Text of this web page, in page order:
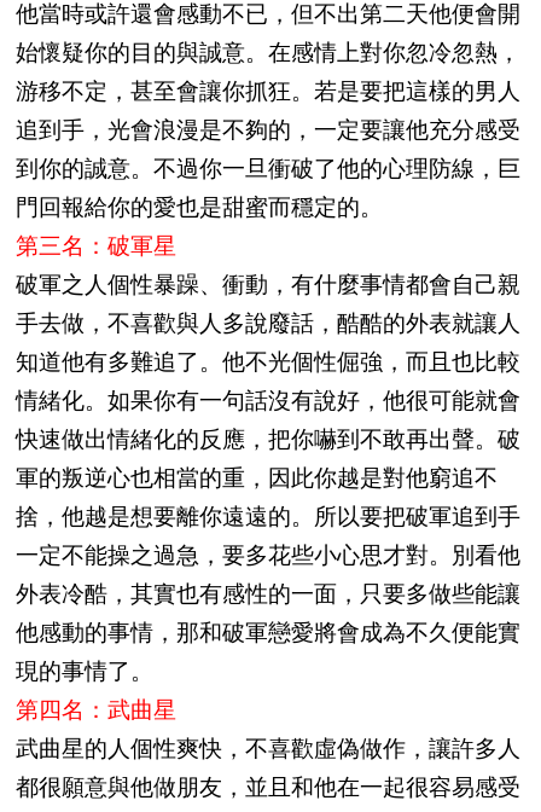
他當時或許還會感動不已，但不出第二天他便會開
始懷疑你的目的與誠意。在感情上對你忽冷忽熱，
游移不定，甚至會讓你抓狂。若是要把這樣的男人
追到手，光會浪漫是不夠的，一定要讓他充分感受
到你的誠意。不過你一旦衝破了他的心理防線，巨
門回報給你的愛也是甜蜜而穩定的。
第三名：破軍星
破軍之人個性暴躁、衝動，有什麼事情都會自己親
手去做，不喜歡與人多說廢話，酷酷的外表就讓人
知道他有多難追了。他不光個性倔強，而且也比較
情緒化。如果你有一句話沒有說好，他很可能就會
快速做出情緒化的反應，把你嚇到不敢再出聲。破
軍的叛逆心也相當的重，因此你越是對他窮追不
捨，他越是想要離你遠遠的。所以要把破軍追到手
一定不能操之過急，要多花些小心思才對。別看他
外表冷酷，其實也有感性的一面，只要多做些能讓
他感動的事情，那和破軍戀愛將會成為不久便能實
現的事情了。
第四名：武曲星
武曲星的人個性爽快，不喜歡虛偽做作，讓許多人
都很願意與他做朋友，並且和他在一起很容易感受